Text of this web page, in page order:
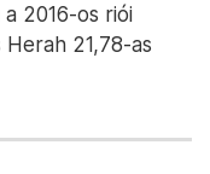
2016-os riói
Herah 21,78-as